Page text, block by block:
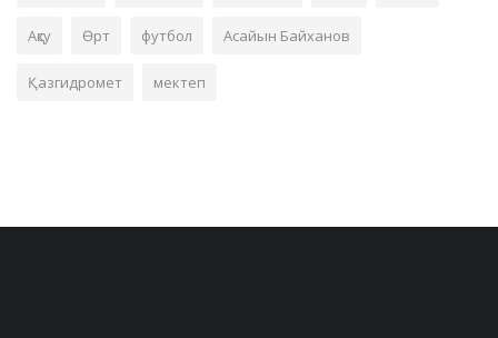
Ақсу Өрт футбол Асайын Байханов
Қазгидромет мектеп